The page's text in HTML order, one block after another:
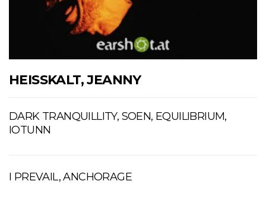
HEISSKALT, JEANNY
DARK TRANQUILLITY, SOEN, EQUILIBRIUM,
IOTUNN
I PREVAIL, ANCHORAGE